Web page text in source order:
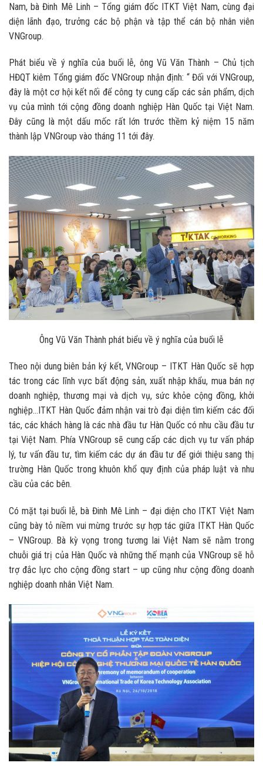
Nam, bà Đinh Mê Linh – Tổng giám đốc ITKT Việt Nam, cùng đại
diện lãnh đạo, trưởng các bộ phận và tập thể cán bộ nhân viên
VNGroup.
Phát biểu về ý nghĩa của buổi lễ, ông Vũ Văn Thành – Chủ tịch
HĐQT kiêm Tổng giám đốc VNGroup nhận định: “ Đối với VNGroup,
đây là một cơ hội kết nối để công ty cung cấp các sản phẩm, dịch
vụ của mình tới cộng đồng doanh nghiệp Hàn Quốc tại Việt Nam.
Đây cũng là một dấu mốc rất lớn trước thềm kỷ niệm 15 năm
thành lập VNGroup vào tháng 11 tới đây.
Ông Vũ Văn Thành phát biểu về ý nghĩa của buổi lễ
Theo nội dung biên bản ký kết, VNGroup – ITKT Hàn Quốc sẽ hợp
tác trong các lĩnh vực bất động sản, xuất nhập khẩu, mua bán nợ
doanh nghiệp, thương mại và dịch vụ, sức khỏe cộng đồng, khởi
nghiệp…ITKT Hàn Quốc đảm nhận vai trò đại diện tìm kiếm các đối
tác, các khách hàng là các nhà đầu tư Hàn Quốc có nhu cầu đầu tư
tại Việt Nam. Phía VNGroup sẽ cung cấp các dịch vụ tư vấn pháp
lý, tư vấn đầu tư, tìm kiếm các dự án đầu tư để giới thiệu sang thị
trường Hàn Quốc trong khuôn khổ quy định của pháp luật và nhu
cầu của các bên.
Có mặt tại buổi lễ, bà Đinh Mê Linh – đại diện cho ITKT Việt Nam
cũng bày tỏ niềm vui mừng trước sự hợp tác giữa ITKT Hàn Quốc
– VNGroup. Bà kỳ vọng trong tương lai Việt Nam sẽ nằm trong
chuỗi giá trị của Hàn Quốc và những thế mạnh của VNGroup sẽ hỗ
trợ đắc lực cho cộng đồng start – up cũng như cộng đồng doanh
nghiệp doanh nhân Việt Nam.